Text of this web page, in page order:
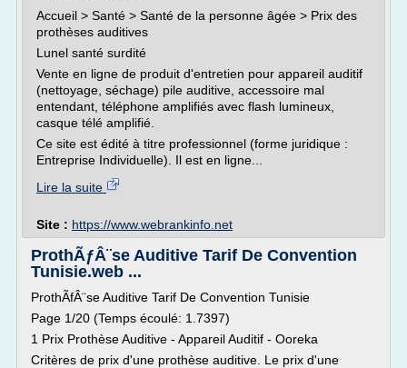
Accueil > Santé > Santé de la personne âgée > Prix des
prothèses auditives
Lunel santé surdité
Vente en ligne de produit d'entretien pour appareil auditif
(nettoyage, séchage) pile auditive, accessoire mal
entendant, téléphone amplifiés avec flash lumineux,
casque télé amplifié.
Ce site est édité à titre professionnel (forme juridique :
Entreprise Individuelle). Il est en ligne...
Lire la suite
Site : https://www.webrankinfo.net
ProthÃƒÂ¨se Auditive Tarif De Convention
Tunisie.web ...
ProthÃfÂ¨se Auditive Tarif De Convention Tunisie
Page 1/20 (Temps écoulé: 1.7397)
1 Prix Prothèse Auditive - Appareil Auditif - Ooreka
Critères de prix d'une prothèse auditive. Le prix d'une